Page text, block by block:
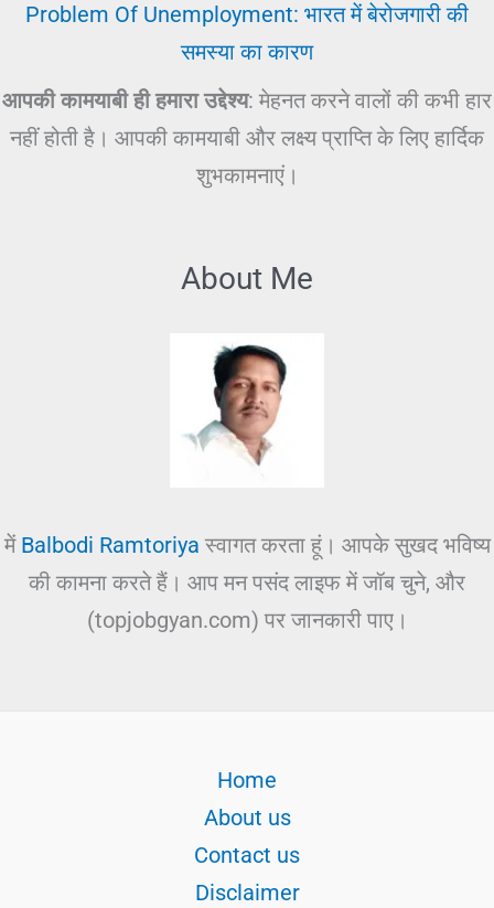
Problem Of Unemployment: भारत में बेरोजगारी की
समस्या का कारण
आपकी कामयाबी ही हमारा उद्देश्य: मेहनत करने वालों की कभी हार
नहीं होती है। आपकी कामयाबी और लक्ष्य प्राप्ति के लिए हार्दिक
शुभकामनाएं।
About Me
में Balbodi Ramtoriya स्वागत करता हूं। आपके सुखद भविष्य
की कामना करते हैं। आप मन पसंद लाइफ में जॉब चुने, और
(topjobgyan.com) पर जानकारी पाए।
Home
About us
Contact us
Disclaimer